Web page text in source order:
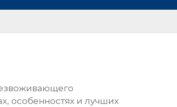
особенностях и лучших